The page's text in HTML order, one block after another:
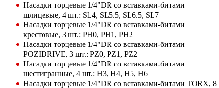
Насадки торцевые 1/4"DR со вставками-битами
шлицевые, 4 шт.: SL4, SL5.5, SL6.5, SL7
Насадки торцевые 1/4"DR со вставками-битами
крестовые, 3 шт.: РН0, РН1, РН2
Насадки торцевые 1/4"DR со вставками-битами
POZIDRIVE, 3 шт.: PZ0, PZ1, PZ2
Насадки торцевые 1/4"DR со вставками-битами
шестигранные, 4 шт.: H3, H4, H5, H6
Насадки торцевые 1/4"DR со вставками-битами TORX, 8